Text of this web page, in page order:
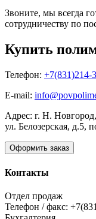
Звоните, мы всегда
сотрудничеству по
Купить
Телефон: +7(831)214-
E-mail:
Адрес: г. Н. Новгород,
ул. Белозерская, д.5,
Оформить заказ
Контакты
Отдел продаж
Телефон / факс: